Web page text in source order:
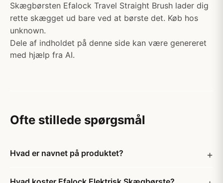
Skægbørsten Efalock Travel Straight Brush lader dig
rette skægget ud bare ved at børste det. Køb hos
unknown.
Dele af indholdet på denne side kan være genereret
med hjælp fra AI.
Ofte stillede spørgsmål
Hvad er navnet på produktet?